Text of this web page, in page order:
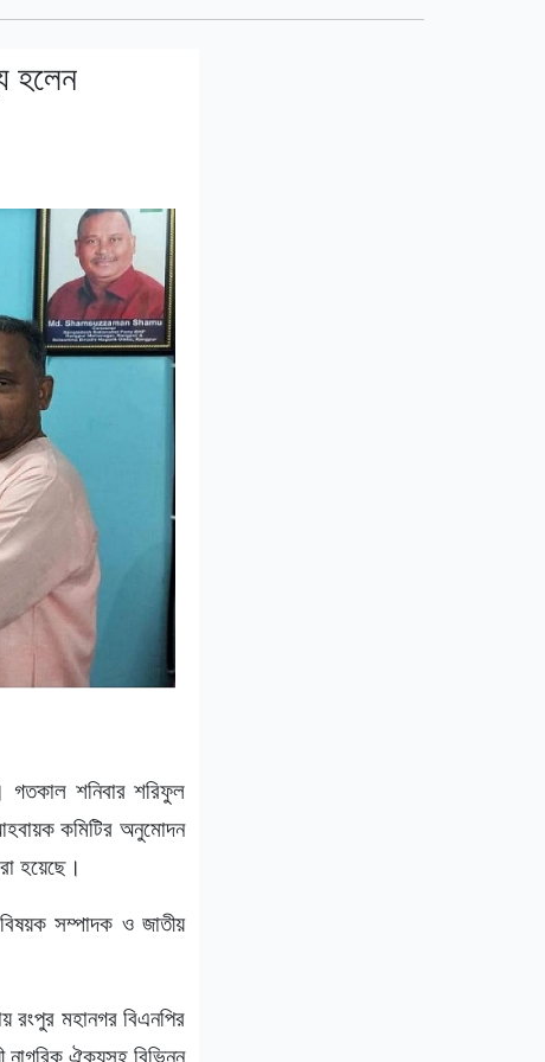
হলেন
গতকাল শনিবার শরিফুল
কমিটির অনুমোদন
হয়েছে।
সম্পাদক ও জাতীয়
রংপুর মহানগর বিএনপির
নাগরিক ঐক্যসহ বিভিন্ন